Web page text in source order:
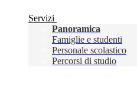
Servizi
Panoramica
Famiglie e studenti
Personale scolastico
Percorsi di studio